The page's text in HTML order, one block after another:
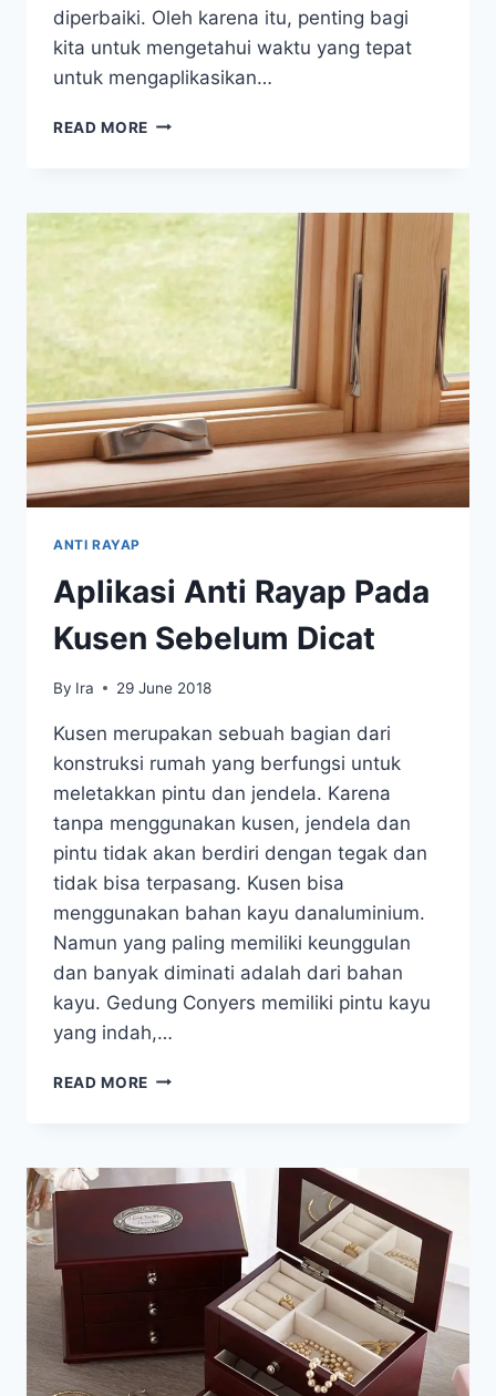
diperbaiki. Oleh karena itu, penting bagi
kita untuk mengetahui waktu yang tepat
untuk mengaplikasikan…
READ MORE 4
UNTUK
APLIKASI
RAYAP
ANTI RAYAP
Aplikasi Anti Rayap Pada
Kusen Sebelum Dicat
By Ira 29 June 2018
Kusen merupakan sebuah bagian dari
konstruksi rumah yang berfungsi untuk
meletakkan pintu dan jendela. Karena
tanpa menggunakan kusen, jendela dan
pintu tidak akan berdiri dengan tegak dan
tidak bisa terpasang. Kusen bisa
menggunakan bahan kayu danaluminium.
Namun yang paling memiliki keunggulan
dan banyak diminati adalah dari bahan
kayu. Gedung Conyers memiliki pintu kayu
yang indah,…
READ MORE APLIKASI
KUSEN
DICAT